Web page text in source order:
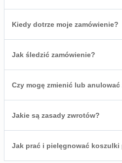
Kiedy dotrze moje zamówienie?
Jak śledzić zamówienie?
Czy mogę zmienić lub anulować
Jakie są zasady zwrotów?
Jak prać i pielęgnować koszulki